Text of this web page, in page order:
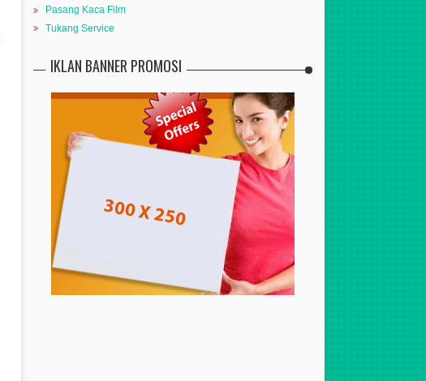
Pasang Kaca Film
Tukang Service
IKLAN BANNER PROMOSI